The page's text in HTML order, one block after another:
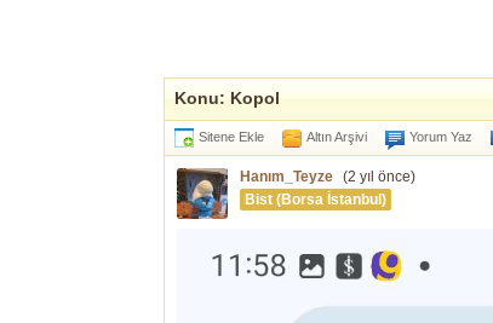
Konu: Kopol
Sitene Ekle Altın Arşivi Yorum Yaz
Hanım_Teyze (2 yıl önce)
Bist (Borsa İstanbul)